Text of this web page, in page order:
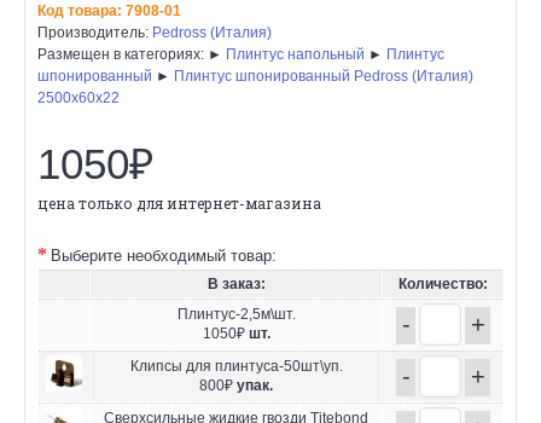
Код товара: 7908-01
Производитель: Pedross (Италия)
Размещен в категориях: ► Плинтус напольный ► Плинтус
шпонированный ► Плинтус шпонированный Pedross (Италия)
2500х60х22
1050₽
цена только для интернет-магазина
Выберите необходимый товар:
В заказ:
Количество:
Плинтус-2,5м\шт.
1050₽ шт. - +
Клипсы для плинтуса-50шт\уп.
800₽ упак. - +
Сверхсильные жидкие гвозди Titebond